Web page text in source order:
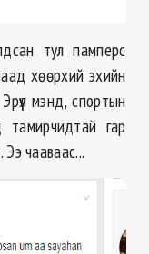
тул памперс
хөөрхий эхийн
мэнд, спортын
тамирчидтай гар
чааваас...